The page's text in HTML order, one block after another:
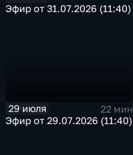
Эфир от 31.07.2026 (11:40)
29 июля
22 мин
Эфир от 29.07.2026 (11:40)